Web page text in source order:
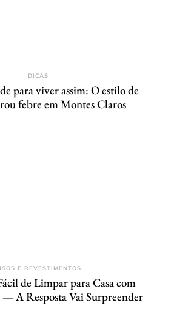
DICAS
para viver assim: O estilo de
febre em Montes Claros
E REVESTIMENTOS
de Limpar para Casa com
A Resposta Vai Surpreender